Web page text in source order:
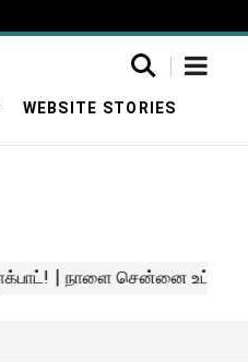
WEBSITE STORIES